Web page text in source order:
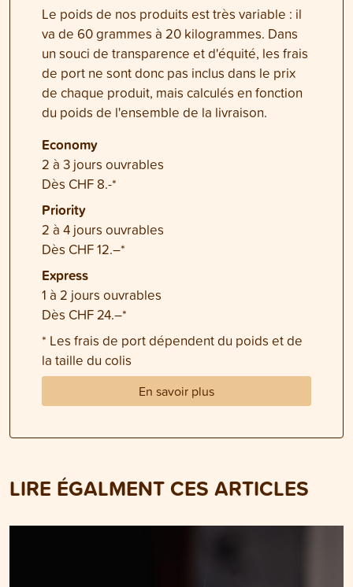
Le poids de nos produits est très variable : il
va de 60 grammes à 20 kilogrammes. Dans
un souci de transparence et d'équité, les frais
de port ne sont donc pas inclus dans le prix
de chaque produit, mais calculés en fonction
du poids de l'ensemble de la livraison.
Economy
2 à 3 jours ouvrables
Dès CHF 8.-*
Priority
2 à 4 jours ouvrables
Dès CHF 12.–*
Express
1 à 2 jours ouvrables
Dès CHF 24.–*
* Les frais de port dépendent du poids et de
la taille du colis
En savoir plus
LIRE ÉGALMENT CES ARTICLES